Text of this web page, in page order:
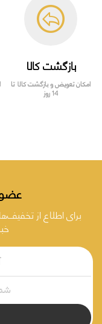
بازگشت کالا
امکان تعویض و بازگشت کالا تا
14 روز
برای اطلاع از